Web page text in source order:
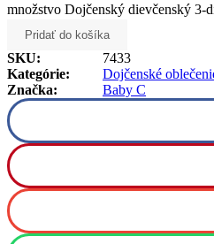
množstvo Dojčenský dievčenský 3-
Pridať do košíka
SKU:
7433
Kategórie:
Dojčenské
Značka:
Baby C